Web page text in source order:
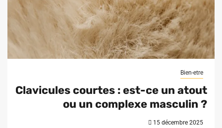
Bien-etre
Clavicules courtes : est-ce un atout
ou un complexe masculin ?
15 décembre 2025